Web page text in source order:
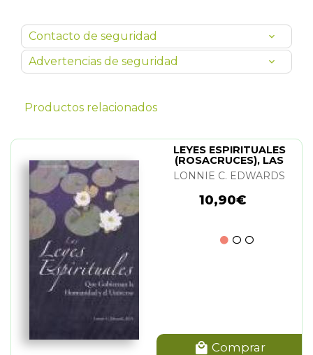
Contacto de seguridad
Advertencias de seguridad
Productos relacionados
LEYES ESPIRITUALES
(ROSACRUCES), LAS
LONNIE C. EDWARDS
10,90€
Comprar